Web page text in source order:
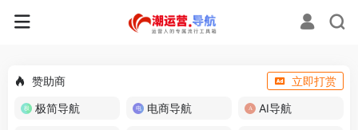
赞助商
立即打赏
极简导航
电商导航 AI导航